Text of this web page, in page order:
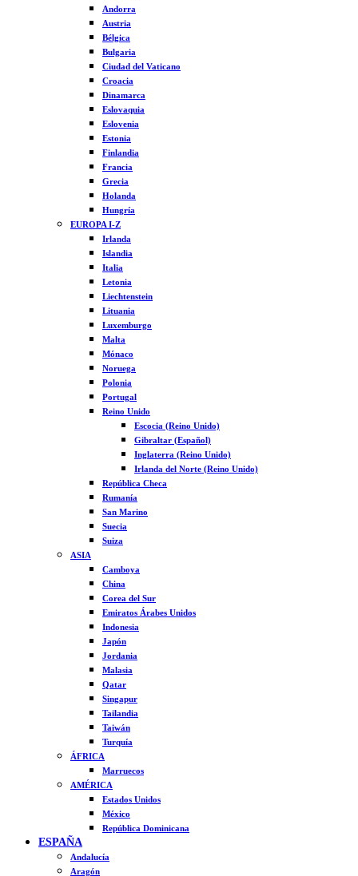
Andorra
Austria
Bélgica
Bulgaria
Ciudad del Vaticano
Croacia
Dinamarca
Eslovaquia
Eslovenia
Estonia
Finlandia
Francia
Grecia
Holanda
Hungría
EUROPA I-Z
Irlanda
Islandia
Italia
Letonia
Liechtenstein
Lituania
Luxemburgo
Malta
Mónaco
Noruega
Polonia
Portugal
Reino Unido
Escocia (Reino Unido)
Gibraltar (Español)
Inglaterra (Reino Unido)
Irlanda del Norte (Reino Unido)
República Checa
Rumanía
San Marino
Suecia
Suiza
ASIA
Camboya
China
Corea del Sur
Emiratos Árabes Unidos
Indonesia
Japón
Jordania
Malasia
Qatar
Singapur
Tailandia
Taiwán
Turquía
ÁFRICA
Marruecos
AMÉRICA
Estados Unidos
México
República Dominicana
ESPAÑA
Andalucía
Aragón